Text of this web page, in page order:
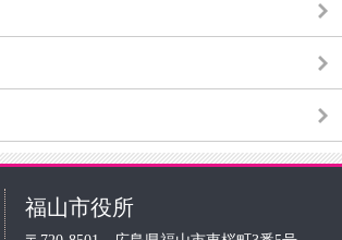
福山市役所